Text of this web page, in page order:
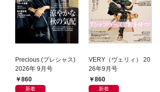
Precious (プレシャス)
2026年 9月号
860
新着
VERY（ヴェリィ） 20
26年9月号
860
新着